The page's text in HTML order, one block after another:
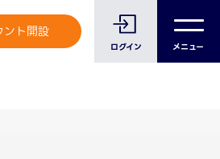
ント開設
ログイン メニュー